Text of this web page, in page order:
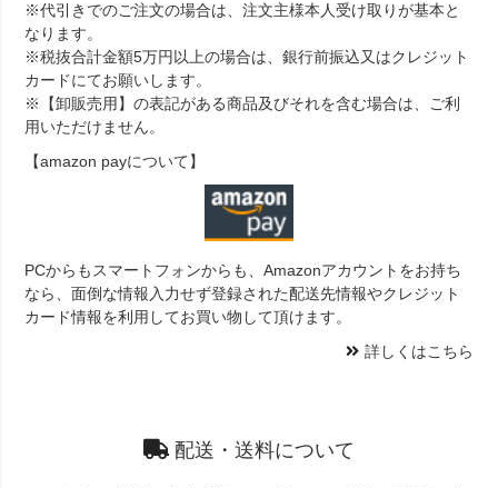
※代引きでのご注文の場合は、注文主様本人受け取りが基本と
なります。
※税抜合計金額5万円以上の場合は、銀行前振込又はクレジット
カードにてお願いします。
※【卸販売用】の表記がある商品及びそれを含む場合は、ご利
用いただけません。
【amazon payについて】
PCからもスマートフォンからも、Amazonアカウントをお持ち
なら、面倒な情報入力せず登録された配送先情報やクレジット
カード情報を利用してお買い物して頂けます。
詳しくはこちら
配送・送料について